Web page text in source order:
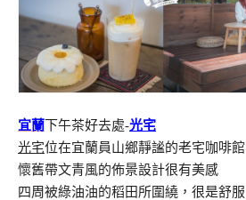
宜蘭下午茶好去處-光宅
光宅位在宜蘭員山鄉靜謐的老宅咖啡館
懷舊帶文青風的佈景設計很有美感
四周被綠油油的稻田所圍繞，很是舒服